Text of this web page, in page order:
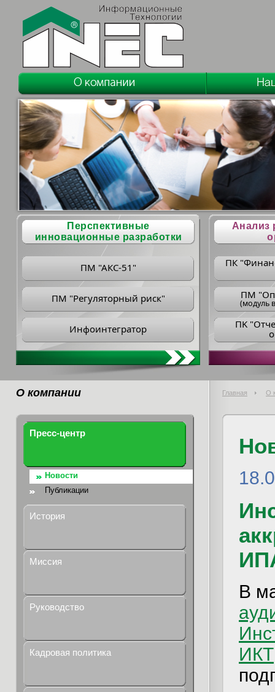
Перспективные
инновационные разработки
ПМ "АКС-51"
ПМ "Регуляторный риск"
Инфоинтегратор
Анализ
ПК
ПM
(модуль
ПK
О компании Главная О
Пресс-центр
Новости
Публикации
История
Миссия
Руководство
Кадровая политика
В
ИКТ